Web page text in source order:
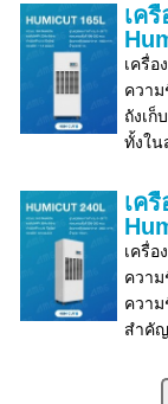
เค
เครื่อ
ควา
ถังเ
ทั้งใน
เค
เครื่อ
ควา
ควา
สำคัญ